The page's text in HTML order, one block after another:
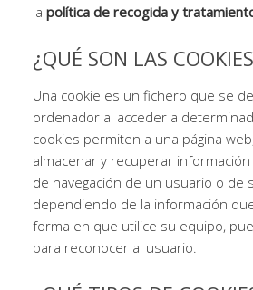
la política de recogida y
¿QUÉ SON LAS
Una cookie es un fichero que se
ordenador al acceder a
cookies permiten a una página
almacenar y recuperar
de navegación de un usuario o de
dependiendo de la información
forma en que utilice su equipo,
para reconocer al usuario.